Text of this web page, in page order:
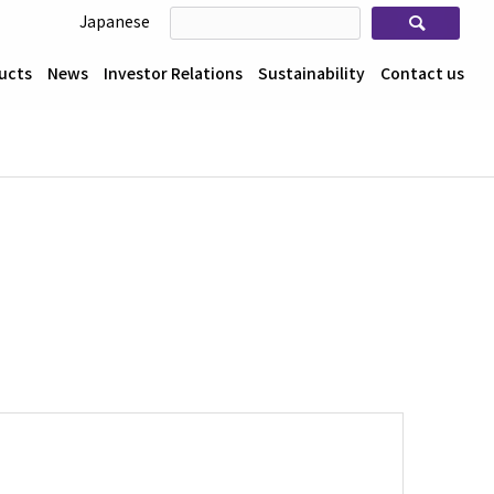
Japanese
検索
News Investor Relations Sustainability Contact us